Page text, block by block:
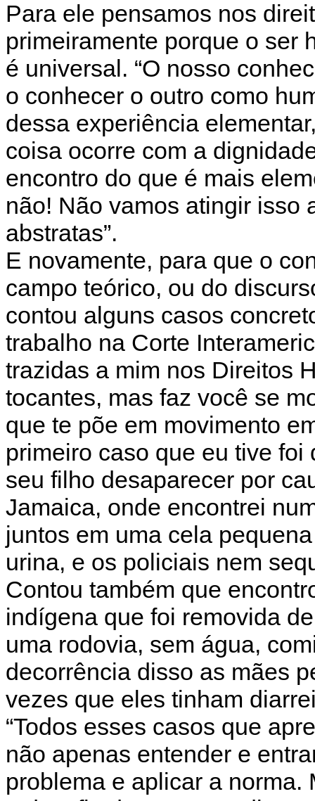
Para ele pensamos nos
primeiramente porque o ser
é universal. “O nosso
o conhecer o outro como
dessa experiência
coisa ocorre com a
encontro do que é mais
não! Não vamos atingir isso
abstratas”.
E novamente, para que o
campo teórico, ou do
contou alguns casos
trabalho na Corte
trazidas a mim nos Direitos
tocantes, mas faz você se
que te põe em movimento
primeiro caso que eu tive
seu filho desaparecer por
Jamaica, onde encontrei
juntos em uma cela
urina, e os policiais nem
Contou também que
indígena que foi removida
uma rodovia, sem água,
decorrência disso as mães
vezes que eles tinham
“Todos esses casos que
não apenas entender e
problema e aplicar a norma.